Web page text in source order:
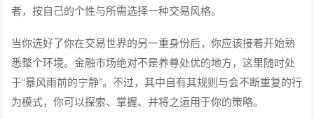
者，按自己的个性与所需选择一种交易风格。
当你选好了你在交易世界的另一重身份后，你应该接着开始熟
悉整个环境。金融市场绝对不是养尊处优的地方，这里随时处
于“暴风雨前的宁静”。不过，其中自有其规则与会不断重复的行
为模式，你可以探索、掌握、并将之运用于你的策略。